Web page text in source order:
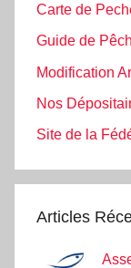
Carte de
Guide de
Modification
Nos
Site de la
Articles